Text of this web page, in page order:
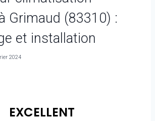
Grimaud (83310) :
et installation
2024
EXCELLENT